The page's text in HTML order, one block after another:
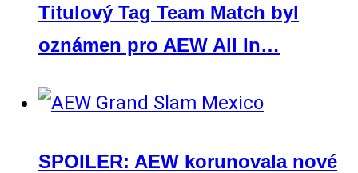
Titulový Tag Team Match byl
oznámen pro AEW All In…
SPOILER: AEW korunovala nové